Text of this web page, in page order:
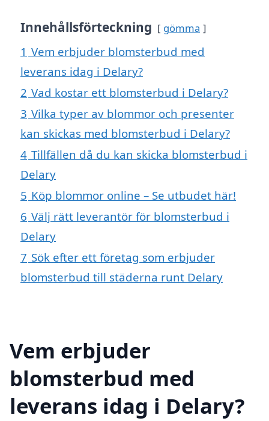
Innehållsförteckning gömma
1 Vem erbjuder blomsterbud med
leverans idag i Delary?
2 Vad kostar ett blomsterbud i Delary?
3 Vilka typer av blommor och presenter
kan skickas med blomsterbud i Delary?
4 Tillfällen då du kan skicka blomsterbud i
Delary
5 Köp blommor online – Se utbudet här!
6 Välj rätt leverantör för blomsterbud i
Delary
7 Sök efter ett företag som erbjuder
blomsterbud till städerna runt Delary
Vem erbjuder
blomsterbud med
leverans idag i Delary?